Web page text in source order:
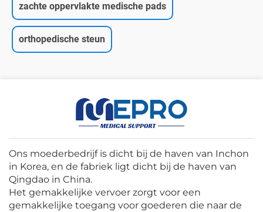
zachte oppervlakte medische pads
orthopedische steun
Ons moederbedrijf is dicht bij de haven van Inchon
in Korea, en de fabriek ligt dicht bij de haven van
Qingdao in China.
Het gemakkelijke vervoer zorgt voor een
gemakkelijke toegang voor goederen die naar de